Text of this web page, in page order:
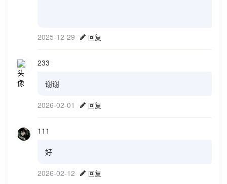
2025-12-29 回复
233
谢谢
2026-02-01 回复
111
好
2026-02-12 回复